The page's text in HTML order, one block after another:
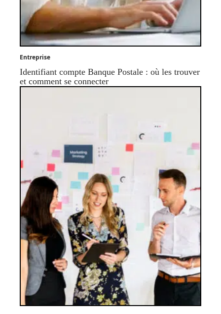
Entreprise
Identifiant compte Banque Postale : où les trouver
et comment se connecter